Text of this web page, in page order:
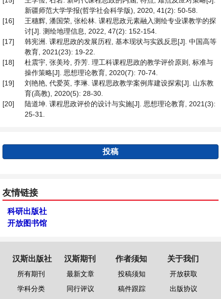
新疆师范大学学报(哲学社会科学版), 2020, 41(2): 50-58.
[16]
王穗辉, 潘国荣, 张松林. 课程思政元素融入测绘专业课教学的探
讨[J]. 测绘地理信息, 2022, 47(2): 152-154.
[17]
韩宪洲. 课程思政的发展历程, 基本现状与实践反思[J]. 中国高等
教育, 2021(23): 19-22.
[18]
杜震宇, 张美玲, 乔芳. 理工科课程思政的教学评价原则, 标准与
操作策略[J]. 思想理论教育, 2020(7): 70-74.
[19]
刘艳艳, 代爱英, 李琳. 课程思政教学案例库建设探索[J]. 山东教
育(高教), 2020(5): 28-30.
[20]
陆道坤. 课程思政评价的设计与实施[J]. 思想理论教育, 2021(3):
25-31.
投稿
友情链接
科研出版社
开放图书馆
汉斯出版社
所有期刊
学科分类
汉斯期刊
最新文章
同行评议
作者须知
投稿须知
稿件跟踪
关于我们
开放获取
出版协议